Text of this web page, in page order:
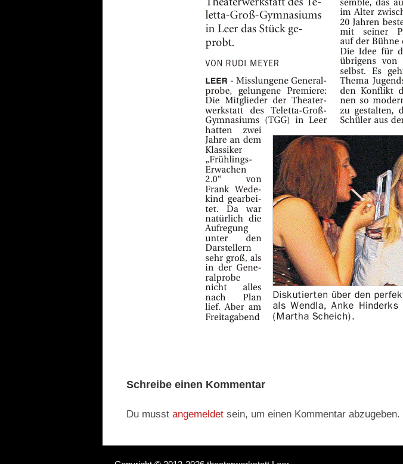
Schreibe einen Kommentar
Du musst angemeldetsein, um einen Kommentar abzugeben.